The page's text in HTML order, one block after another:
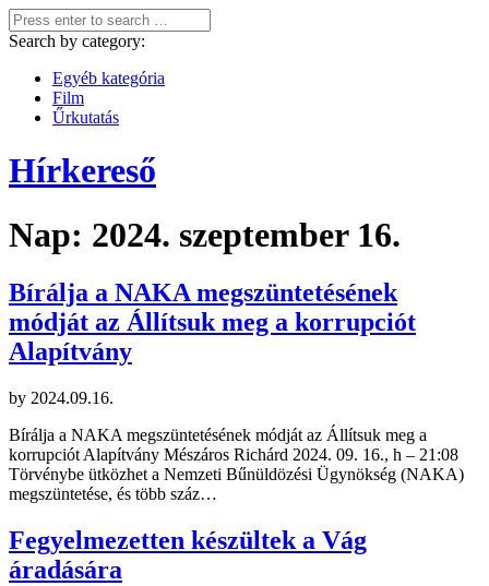
Search by category:
Egyéb kategória
Film
Űrkutatás
Hírkereső
Nap: 2024. szeptember 16.
Bírálja a NAKA megszüntetésének
módját az Állítsuk meg a korrupciót
Alapítvány
by 2024.09.16.
Bírálja a NAKA megszüntetésének módját az Állítsuk meg a
korrupciót Alapítvány Mészáros Richárd 2024. 09. 16., h – 21:08
Törvénybe ütközhet a Nemzeti Bűnüldözési Ügynökség (NAKA)
megszüntetése, és több száz…
Fegyelmezetten készültek a Vág
áradására